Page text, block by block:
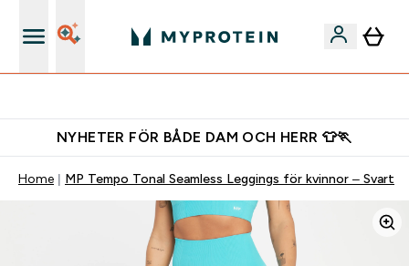
NYHETER FÖR BÅDE DAM OCH HERR 👕🏃
Home MP Tempo Tonal Seamless Leggings för kvinnor – Svart